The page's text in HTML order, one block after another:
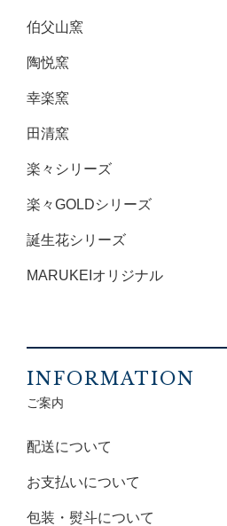
伯父山窯
陶悦窯
幸楽窯
田清窯
楽々シリーズ
楽々GOLDシリーズ
誕生花シリーズ
MARUKEIオリジナル
INFORMATION
ご案内
配送について
お支払いについて
包装・熨斗について